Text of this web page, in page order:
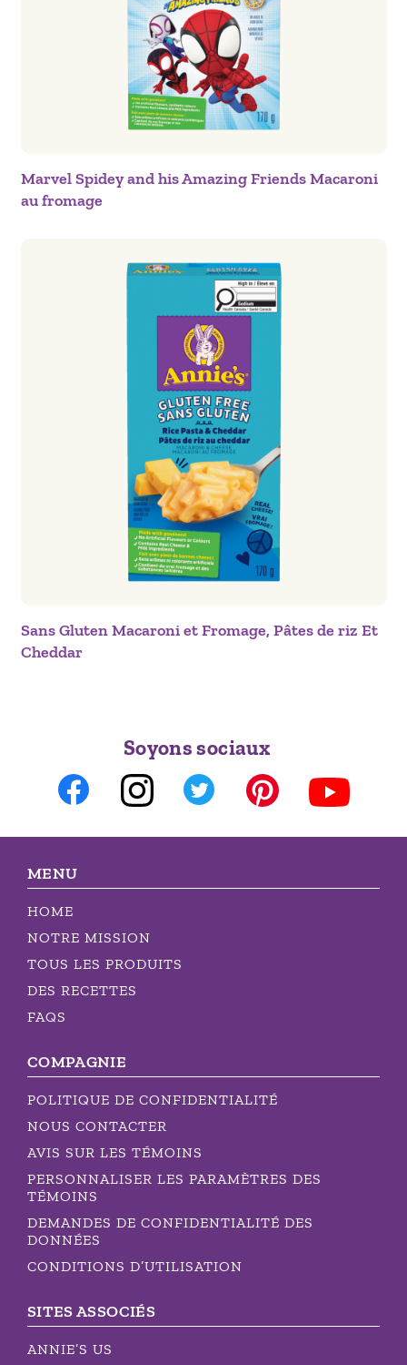
Marvel Spidey and his Amazing Friends Macaroni
au fromage
Sans Gluten Macaroni et Fromage, Pâtes de riz Et
Cheddar
Soyons sociaux
MENU
HOME
NOTRE MISSION
TOUS LES PRODUITS
DES RECETTES
FAQS
COMPAGNIE
POLITIQUE DE CONFIDENTIALITÉ
NOUS CONTACTER
AVIS SUR LES TÉMOINS
PERSONNALISER LES PARAMÈTRES DES
TÉMOINS
DEMANDES DE CONFIDENTIALITÉ DES
DONNÉES
CONDITIONS D’UTILISATION
SITES ASSOCIÉS
ANNIE’S US